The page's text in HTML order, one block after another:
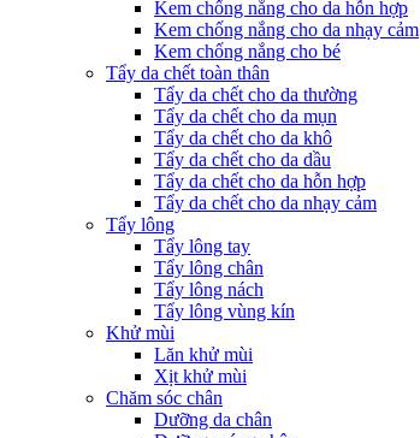
Kem chống nắng cho da hỗn hợp
Kem chống nắng cho da nhạy cảm
Kem chống nắng cho bé
Tẩy da chết toàn thân
Tẩy da chết cho da thường
Tẩy da chết cho da mụn
Tẩy da chết cho da khô
Tẩy da chết cho da dầu
Tẩy da chết cho da hỗn hợp
Tẩy da chết cho da nhạy cảm
Tẩy lông
Tẩy lông tay
Tẩy lông chân
Tẩy lông nách
Tẩy lông vùng kín
Khử mùi
Lăn khử mùi
Xịt khử mùi
Chăm sóc chân
Dưỡng da chân